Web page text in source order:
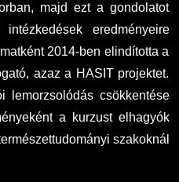
majd ezt a gondolatot
eredményeire
2014-ben elindította a
azaz a HASIT projektet.
csökkentése
a kurzust elhagyók
szakoknál